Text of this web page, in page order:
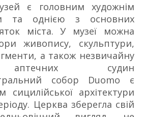
є головним художнім
та однією з основних
міста. У музеї можна
живопису, скульптури,
а також незвичайну
аптечних судин
собор Duomo є
сицилійської архітектури
Церква зберегла свій